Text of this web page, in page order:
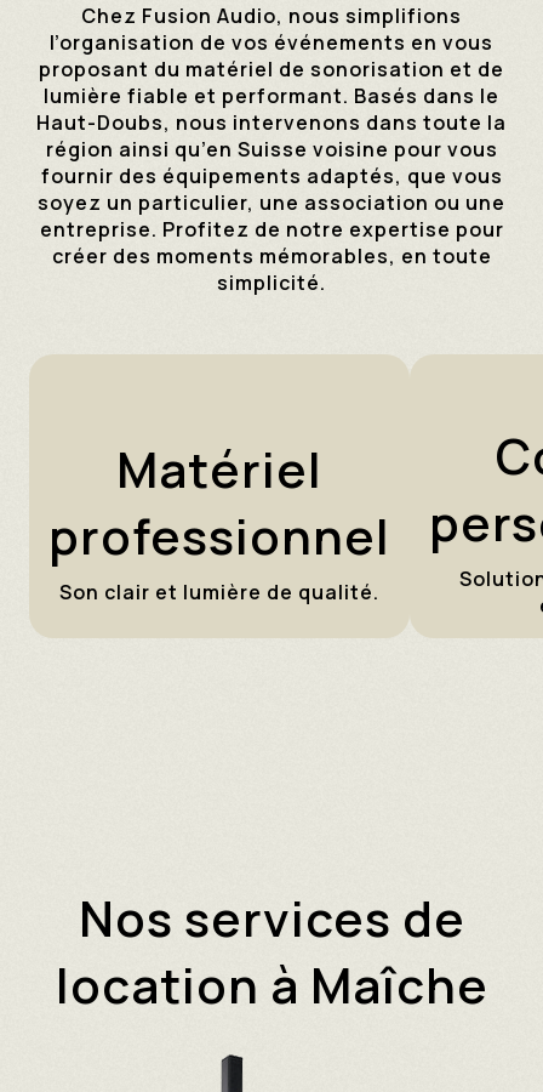
Chez Fusion Audio, nous simplifions
l’organisation de vos événements en vous
proposant du matériel de sonorisation et de
lumière fiable et performant. Basés dans le
Haut-Doubs, nous intervenons dans toute la
région ainsi qu’en Suisse voisine pour vous
fournir des équipements adaptés, que vous
soyez un particulier, une association ou une
entreprise. Profitez de notre expertise pour
créer des moments mémorables, en toute
simplicité.
Matériel
professionnel
Son clair et lumière de qualité.
Nos services de
location à Maîche